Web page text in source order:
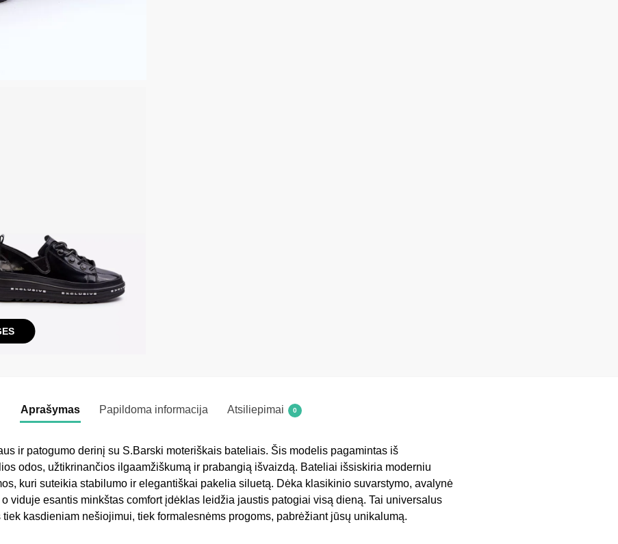
Aprašymas Papildoma informacija Atsiliepimai 0
ir patogumo derinį su S.Barski moteriškais bateliais. Šis modelis pagamintas iš
odos, užtikrinančios ilgaamžiškumą ir prabangią išvaizdą. Bateliai išsiskiria moderniu
kuri suteikia stabilumo ir elegantiškai pakelia siluetą. Dėka klasikinio suvarstymo, avalynė
viduje esantis minkštas comfort įdėklas leidžia jaustis patogiai visą dieną. Tai universalus
kasdieniam nešiojimui, tiek formalesnėms progoms, pabrėžiant jūsų unikalumą.